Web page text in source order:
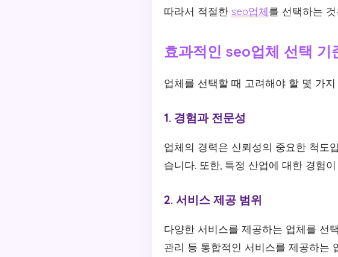
따라서 적절한 seo업체를 선택하는
효과적인 seo업체 선택 기
업체를 선택할 때 고려해야 할 몇 가
1. 경험과 전문성
업체의 경력은 신뢰성의 중요한 척도
습니다. 또한, 특정 산업에 대한 경험
2. 서비스 제공 범위
다양한 서비스를 제공하는 업체를 선
관리 등 통합적인 서비스를 제공하는